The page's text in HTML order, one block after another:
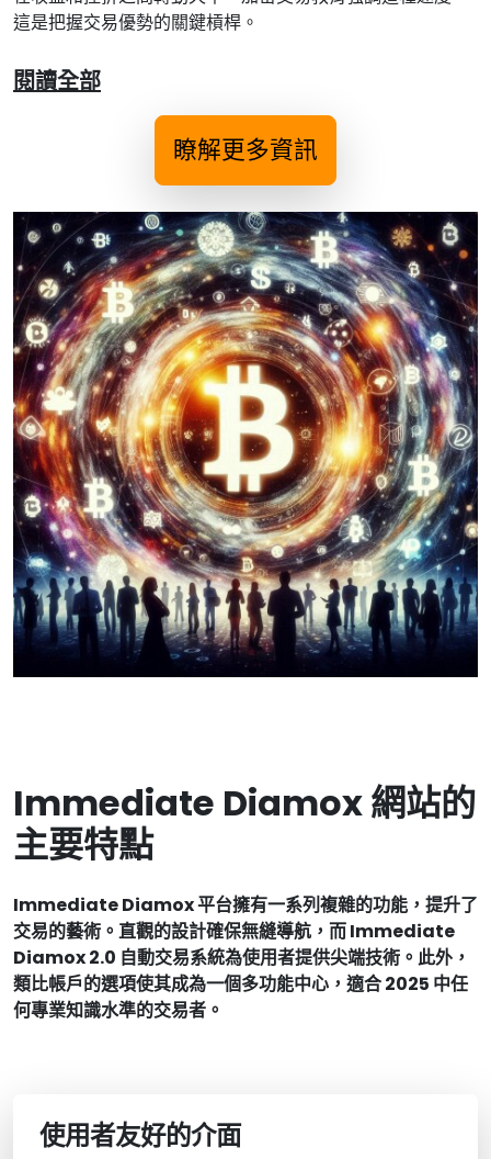
這是把握交易優勢的關鍵槓桿。
閱讀全部
瞭解更多資訊
Immediate Diamox 網站的
主要特點
Immediate Diamox 平台擁有一系列複雜的功能，提升了
交易的藝術。直觀的設計確保無縫導航，而 Immediate
Diamox 2.0 自動交易系統為使用者提供尖端技術。此外，
類比帳戶的選項使其成為一個多功能中心，適合 2025 中任
何專業知識水準的交易者。
使用者友好的介面